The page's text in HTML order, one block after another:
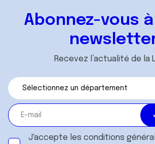
Abonnez-vous
Recevez l’actualité de la
J'accepte les conditions